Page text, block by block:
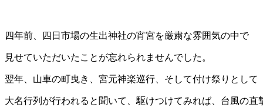
四年前、四日市場の生出神社の宵宮を厳粛な雰囲気の中で
見せていただいたことが忘れられませんでした。
翌年、山車の町曳き、宮元神楽巡行、そして付け祭りとして
大名行列が行われると聞いて、駆けつけてみれば、台風の直